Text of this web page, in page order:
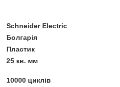
Schneider Electric
Болгарія
Пластик
25 кв. мм
10000 циклів